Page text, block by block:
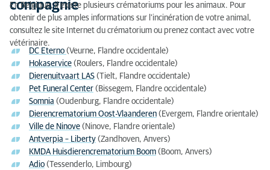
compagnie
En Belgique, il existe plusieurs crématoriums pour les animaux. Pour
obtenir de plus amples informations sur l’incinération de votre animal,
consultez le site Internet du crématorium ou prenez contact avec votre
vétérinaire.
DC Eterno (Veurne, Flandre occidentale)
Hokaservice (Roulers, Flandre occidentale)
Dierenuitvaart LAS (Tielt, Flandre occidentale)
Pet Funeral Center (Bissegem, Flandre occidentale)
Somnia (Oudenburg, Flandre occidentale)
Dierencrematorium Oost-Vlaanderen (Evergem, Flandre orientale)
Ville de Ninove (Ninove, Flandre orientale)
Antverpia – Liberty (Zandhoven, Anvers)
KMDA Huisdierencrematorium Boom (Boom, Anvers)
Adio (Tessenderlo, Limbourg)